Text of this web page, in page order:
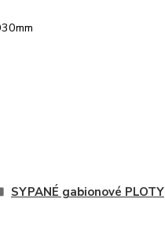
SYPANÉ gabionové PLOTY